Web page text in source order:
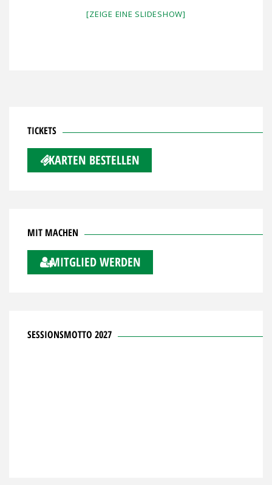
[ZEIGE EINE SLIDESHOW]
TICKETS
KARTEN BESTELLEN
MIT MACHEN
MITGLIED WERDEN
SESSIONSMOTTO 2027